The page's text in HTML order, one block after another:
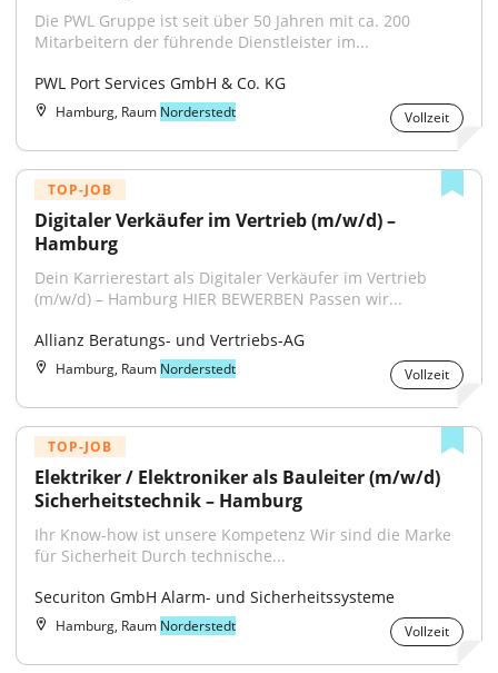
Die PWL Gruppe ist seit über 50 Jahren mit ca. 200
Mitarbeitern der führende Dienstleister im...
PWL Port Services GmbH & Co. KG
Hamburg, Raum Norderstedt Vollzeit
TOP-JOB
Digitaler Verkäufer im Vertrieb (m/w/d) –
Hamburg
Dein Karrierestart als Digitaler Verkäufer im Vertrieb
(m/w/d) – Hamburg HIER BEWERBEN Passen wir...
Allianz Beratungs- und Vertriebs-AG
Hamburg, Raum Norderstedt Vollzeit
TOP-JOB
Elektriker / Elektroniker als Bauleiter (m/w/d)
Sicherheitstechnik – Hamburg
Ihr Know-how ist unsere Kompetenz Wir sind die Marke
für Sicherheit Durch technische...
Securiton GmbH Alarm- und Sicherheitssysteme
Hamburg, Raum Norderstedt Vollzeit